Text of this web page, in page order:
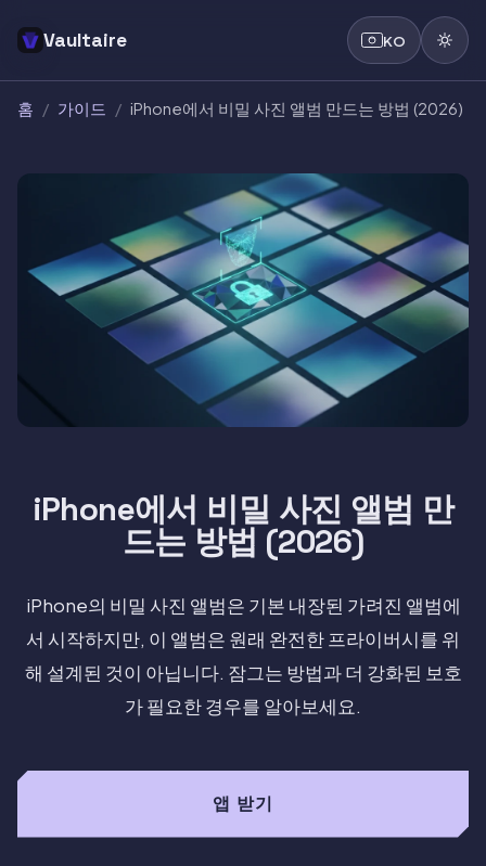
Vaultaire KO
홈 / 가이드 / iPhone에서 비밀 사진 앨범 만드는 방법 (2026)
iPhone에서 비밀 사진 앨범 만
드는 방법 (2026)
iPhone의 비밀 사진 앨범은 기본 내장된 가려진 앨범에
서 시작하지만, 이 앨범은 원래 완전한 프라이버시를 위
해 설계된 것이 아닙니다. 잠그는 방법과 더 강화된 보호
가 필요한 경우를 알아보세요.
앱 받기